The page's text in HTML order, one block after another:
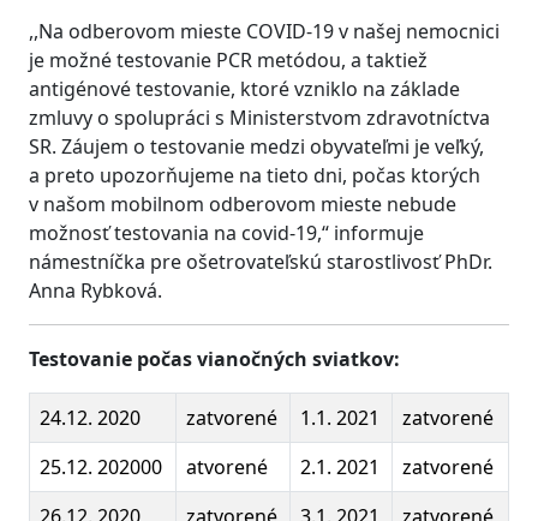
,,Na odberovom mieste COVID-19 v našej nemocnici
je možné testovanie PCR metódou, a taktiež
antigénové testovanie, ktoré vzniklo na základe
zmluvy o spolupráci s Ministerstvom zdravotníctva
SR. Záujem o testovanie medzi obyvateľmi je veľký,
a preto upozorňujeme na tieto dni, počas ktorých
v našom mobilnom odberovom mieste nebude
možnosť testovania na covid-19,“ informuje
námestníčka pre ošetrovateľskú starostlivosť PhDr.
Anna Rybková.
Testovanie počas vianočných sviatkov:
24.12. 2020 zatvorené 1.1. 2021
zatvorené
25.12. 202000
atvorené 2.1. 2021
zatvorené